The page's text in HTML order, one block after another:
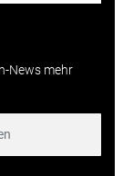
News mehr